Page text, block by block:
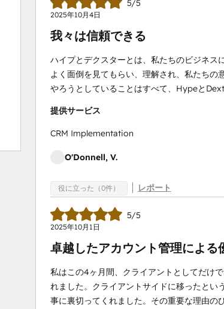
5/5
2025年10月4日
我々は信頼できる
ハイプとデクスターとは、私たちのビジネス
よく面倒を見てもらい、理解され、私たち
やろうとしていることはすべて、Hypeと
提供サービス
CRM Implementation
O'Donnell, V.
役に立った（0件） レポート
5/5
2025年10月1日
卓越したアカウント管理による
私はこの4ヶ月間、クライアントとしてだけ
れました。クライアントサイドに移ったとい
事に裏切ってくれました。その重要な理由の